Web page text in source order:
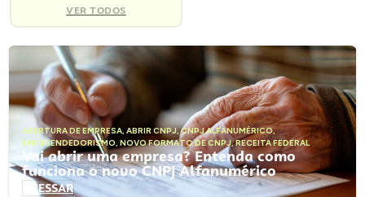
VER TODOS
ABERTURA DE EMPRESA, ABRIR CNPJ,CNPJ ALFANUMÉRICO,
EMPREENDEDORISMO, NOVO FORMATO DE CNPJ,RECEITA FEDERAL
Vai abrir uma empresa? Entenda como
funciona o novo CNPJ Alfanumérico
ACESSAR